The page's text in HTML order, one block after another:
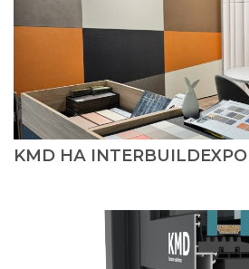
KMD НА